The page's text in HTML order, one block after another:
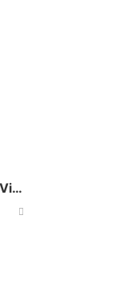
Walther Q5 Match SF Vintage